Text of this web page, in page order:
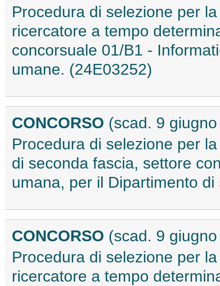
Procedura di selezione per
ricercatore a tempo
concorsuale 01/B1 -
umane. (24E03252)
CONCORSO (scad. 9
Procedura di selezione per
di seconda fascia, settore
umana, per il Dipartimento
CONCORSO (scad. 9
Procedura di selezione per
ricercatore a tempo